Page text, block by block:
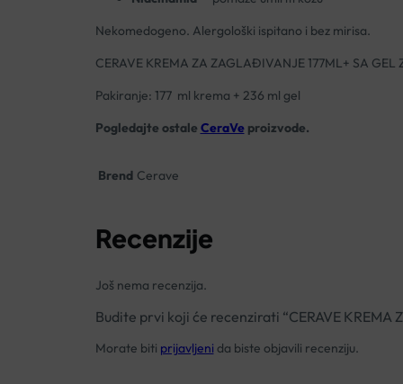
Nekomedogeno. Alergološki ispitano i bez mirisa.
CERAVE KREMA ZA ZAGLAĐIVANJE 177ML+ SA GEL
Pakiranje: 177 ml krema + 236 ml gel
Pogledajte ostale CeraVeproizvode.
Brend Cerave
Recenzije
Još nema recenzija.
Budite prvi koji će recenzirati “CERAVE KREMA
Morate biti prijavljeni da biste objavili recenziju.